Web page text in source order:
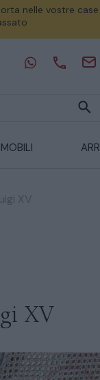
nelle vostre case
MOBILI
XV
XV